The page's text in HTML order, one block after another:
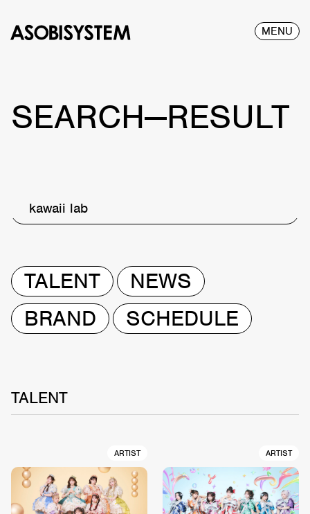
MENU
SEARCH—RESULT
kawaii lab
TALENT
NEWS
BRAND
SCHEDULE
TALENT
ARTIST ARTIST